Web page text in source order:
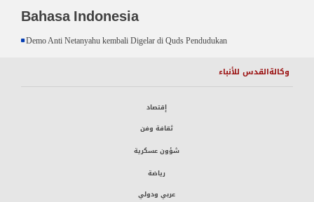
Bahasa Indonesia
Demo Anti Netanyahu kembali Digelar di Quds Pendudukan
وكالةالقدس للأنباء
إقتصاد
ثقافة وفن
شؤون عسكرية
رياضة
عربي ودولي